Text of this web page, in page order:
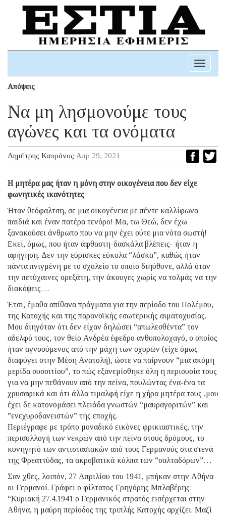
Toggle
Απόψεις
Να μη λησμονούμε τους
αγώνες και τα ονόματα
Δημήτρης Καπράνος Απρ 29, 2021
H μητέρα μας ήταν η μόνη στην οικογένεια που δεν είχε
φωνητικές ικανότητες
Ήταν θεόφαλτση, σε μια οικογένεια με πέντε καλλίφωνα
παιδιά και έναν πατέρα τενόρο! Μα, τω Θεώ, δεν έχω
ξανακούσει άνθρωπο που να μην έχει ούτε μια νότα σωστή!
Εκεί, όμως, που ήταν άφθαστη-δασκάλα βλέπεις- ήταν η
αφήγηση. Δεν την εύρισκες εύκολα “λάσκα”, καθώς ήταν
πάντα πνιγμένη με το σχολείο το οποίο διηύθυνε, αλλά όταν
την πετύχαινες ορεξάτη, την άκουγες χωρίς να τολμάς να την
διακόψεις…
Έτσι, έμαθα απίθανα πράγματα για την περίοδο του Πολέμου,
της Κατοχής και της παρανοϊκής εσωτερικής αιματοχυσίας.
Μου διηγόταν ότι δεν είχαν δηλώσει “απωλεσθέντα” τον
αδελφό τους, τον θείο Ανδρέα έφεδρο ανθυπολοχαγό, ο οποίος
ήταν αγνοούμενος από την μάχη των οχυρών (είχε όμως
διαφύγει στην Μέση Ανατολή), ώστε να παίρνουν “μια ακόμη
μερίδα συσσιτίου”, το πώς εξανεμίσθηκε όλη η περιουσία τους
για να μην πεθάνουν από την πείνα, πουλώντας ένα-ένα τα
χρυσαφικά και ότι άλλα τιμαλφή είχε η χήρα μητέρα τους ,μου
έχει δε κατονομάσει πλειάδα γνωστών “μαυραγοριτών” και
”ενεχυροδανειστών” της εποχής.
Περιέγραφε με τρόπο μοναδικό εικόνες φρικιαστικές, την
περισυλλογή των νεκρών από την πείνα στους δρόμους, το
κυνηγητό των αντιστασιακών από τους Γερμανούς στα στενά
της Φρεαττύδας, τα ακροβατικά κόλπα των “σαλταδόρων”…
Σαν χθες, λοιπόν, 27 Απριλίου του 1941, μπήκαν στην Αθήνα
οι Γερμανοί. Γράφει ο φίλτατος Γρηγόρης Μπλαβέρης:
“Κυριακή 27.4.1941 ο Γερμανικός στρατός εισέρχεται στην
Αθήνα, η μαύρη περίοδος της τριπλής Κατοχής αρχίζει. Μαζί